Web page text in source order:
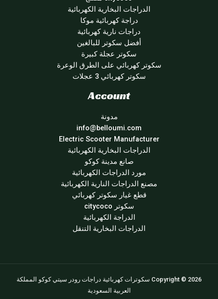
الدراجات البخارية الكهربائية
دراجة كهربائية موكا
دراجات نارية كهربائية
أفضل سكوتر للبالغين
سكوتر عجلة كبيرة
سكوتر كهربائي على الطرق الوعرة
سكوتر كهربائي 3 عجلات
Account
مدونة
info@belloumi.com
Electric Scooter Manufacturer
الدراجات البخارية الكهربائية
صانع مدينة كوكو
مورد الدراجات الكهربائية
مصنع الدراجات النارية الكهربائية
قطع غيار سكوتر كهربائي
سكوتر citycoco
الدراجة الكهربائية
الدراجات البخارية التنقل
Copyright © 2026 سكوترات كهربائية دراجات رودر سيتي كوكو المملكة
العربية السعودية